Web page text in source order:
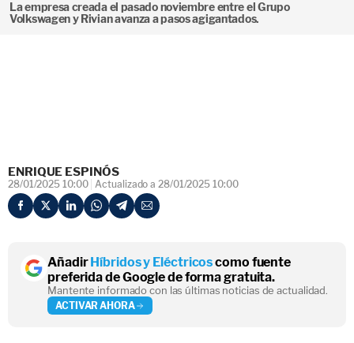
La empresa creada el pasado noviembre entre el Grupo
Volkswagen y Rivian avanza a pasos agigantados.
ENRIQUE ESPINÓS
28/01/2025 10:00 Actualizado a 28/01/2025 10:00
AñadirHíbridos y Eléctricoscomo fuente
preferida de Google de forma gratuita.
Mantente informado con las últimas noticias de actualidad.
ACTIVAR AHORA